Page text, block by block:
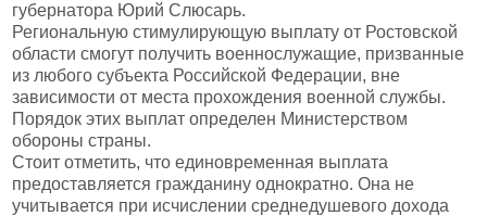
губернатора Юрий Слюсарь.
Региональную стимулирующую выплату от Ростовской
области смогут получить военнослужащие, призванные
из любого субъекта Российской Федерации, вне
зависимости от места прохождения военной службы.
Порядок этих выплат определен Министерством
обороны страны.
Стоит отметить, что единовременная выплата
предоставляется гражданину однократно. Она не
учитывается при исчислении среднедушевого дохода